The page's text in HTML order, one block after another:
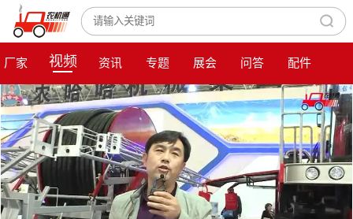
厂家 视频 资讯 专题 展会 问答 配件